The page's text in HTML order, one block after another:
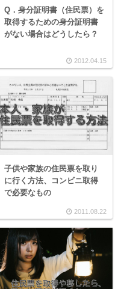
Q．身分証明書（住民票）を
取得するための身分証明書
がない場合はどうしたら？
2012.04.15
子供や家族の住民票を取り
に行く方法、コンビニ取得
で必要なもの
2011.08.22